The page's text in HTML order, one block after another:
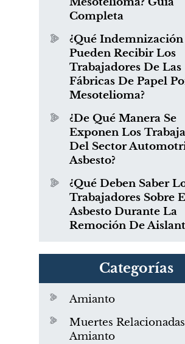
Completa
¿Qué Indemnización
Pueden Recibir Los
Trabajadores De Las
Fábricas De Papel
Mesotelioma?
¿De Qué Manera Se
Exponen Los
Del Sector
Asbesto?
¿Qué Deben Saber
Trabajadores Sobre
Asbesto Durante La
Remoción De
Categorías
Amianto
Muertes
Amianto